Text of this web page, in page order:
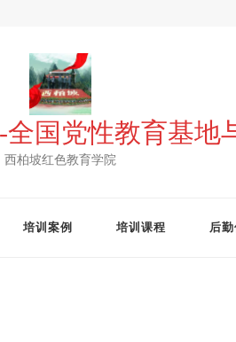
国党性教育基地
西柏坡红色教育学院
培训案例 培训课程 后